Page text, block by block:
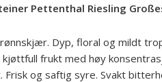
Pettenthal Riesling
Dyp, floral og mildt
frukt med høy
Frisk og saftig syre. Svakt